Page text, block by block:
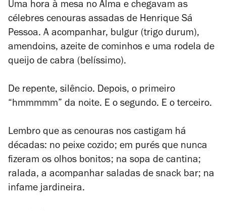
Uma hora à mesa no Alma e chegavam as
célebres cenouras assadas de Henrique Sá
Pessoa. A acompanhar, bulgur (trigo durum),
amendoins, azeite de cominhos e uma rodela de
queijo de cabra (belíssimo).
De repente, silêncio. Depois, o primeiro
“hmmmmm” da noite. E o segundo. E o terceiro.
Lembro que as cenouras nos castigam há
décadas: no peixe cozido; em purés que nunca
fizeram os olhos bonitos; na sopa de cantina;
ralada, a acompanhar saladas de snack bar; na
infame jardineira.